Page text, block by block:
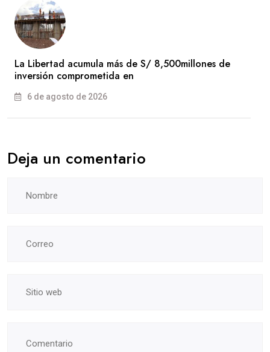
La Libertad acumula más de S/ 8,500millones de
inversión comprometida en
6 de agosto de 2026
Deja un comentario